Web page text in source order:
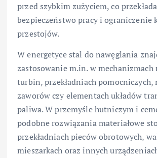
przed szybkim zużyciem, co
bezpieczeństwo pracy i ograniczenie
przestojów.
W energetyce stal do nawęglania
zastosowanie m.in. w mechanizmach
turbin, przekładniach pomocniczych,
zaworów czy elementach układów
paliwa. W przemyśle hutniczym i
podobne rozwiązania materiałowe
przekładniach pieców obrotowych,
mieszarkach oraz innych